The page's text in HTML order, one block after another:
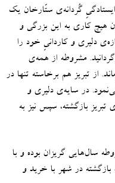
ایستادگیِ گُردانه‌ی ستّارخان یک
هیچ کاری به این بزرگی و
دلیری و کاردانیِ خود را
. مشروطه از همه‌ی
. از تبریز هم برخاسته تنها در
.در سایه‌ی دلیری و
بازگشته، سپس نیز به
سال‌هایی گریزان بوده و با
در شهر با خرید و